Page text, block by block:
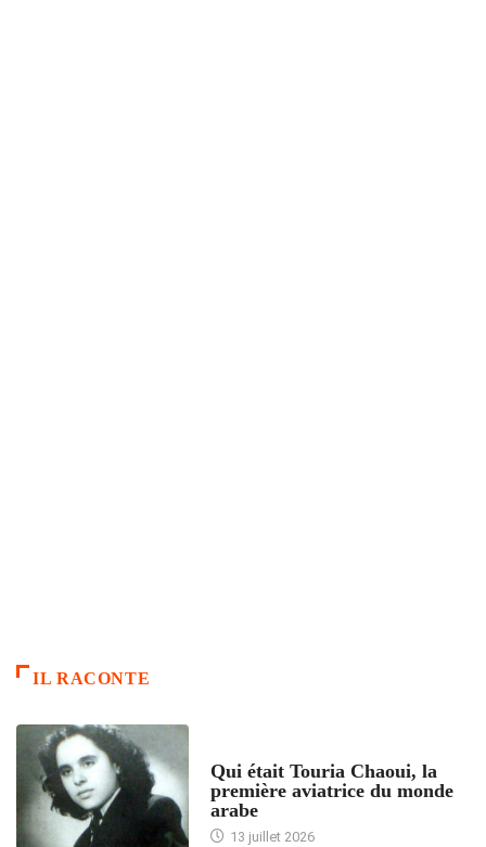
IL RACONTE
Qui était Touria Chaoui, la
première aviatrice du monde
arabe
13 juillet 2026